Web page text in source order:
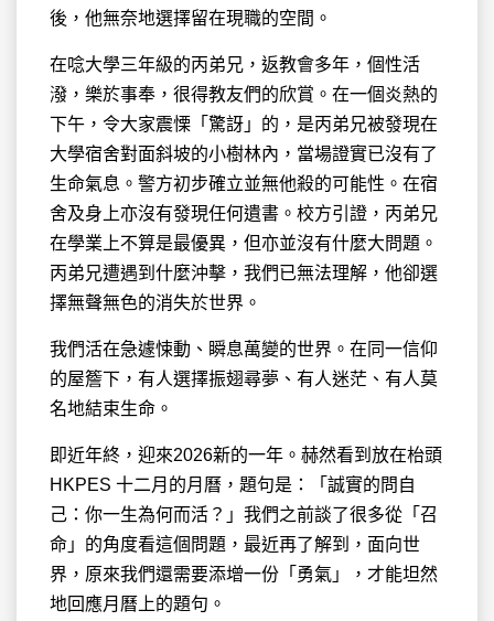
後，他無奈地選擇留在現職的空間。
在唸大學三年級的丙弟兄，返教會多年，個性活
潑，樂於事奉，很得教友們的欣賞。在一個炎熱的
下午，令大家震慄「驚訝」的，是丙弟兄被發現在
大學宿舍對面斜坡的小樹林內，當場證實已沒有了
生命氣息。警方初步確立並無他殺的可能性。在宿
舍及身上亦沒有發現任何遺書。校方引證，丙弟兄
在學業上不算是最優異，但亦並沒有什麼大問題。
丙弟兄遭遇到什麼沖擊，我們已無法理解，他卻選
擇無聲無色的消失於世界。
我們活在急遽悚動、瞬息萬變的世界。在同一信仰
的屋簷下，有人選擇振翅尋夢、有人迷茫、有人莫
名地結束生命。
即近年終，迎來2026新的一年。赫然看到放在枱頭
HKPES 十二月的月曆，題句是：「誠實的問自
己：你一生為何而活？」我們之前談了很多從「召
命」的角度看這個問題，最近再了解到，面向世
界，原來我們還需要添增一份「勇氣」，才能坦然
地回應月曆上的題句。